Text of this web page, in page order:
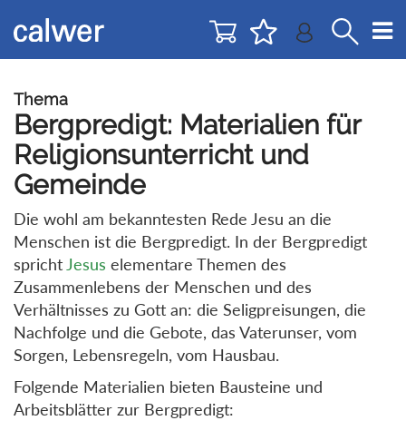
zur
Navigation
zum
Inhalt
Thema
Bergpredigt: Materialien für
Religionsunterricht und
Gemeinde
Die wohl am bekanntesten Rede Jesu an die
Menschen ist die Bergpredigt. In der Bergpredigt
spricht Jesus elementare Themen des
Zusammenlebens der Menschen und des
Verhältnisses zu Gott an: die Seligpreisungen, die
Nachfolge und die Gebote, das Vaterunser, vom
Sorgen, Lebensregeln, vom Hausbau.
Folgende Materialien bieten Bausteine und
Arbeitsblätter zur Bergpredigt: